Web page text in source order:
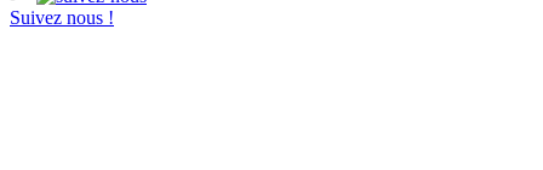
Suivez nous !